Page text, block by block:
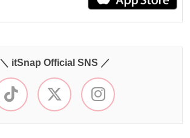
＼ itSnap Official SNS ／